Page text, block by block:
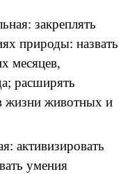
закреплять
природы: назвать
месяцев,
расширять
жизни животных и
активизировать
умения